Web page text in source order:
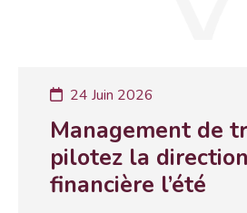
Management de
pilotez la direction
financière l’été
24 Juin 2026